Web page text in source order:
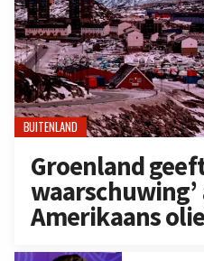
BUITENLAND
Groenland
waarschuwing’
Amerikaans